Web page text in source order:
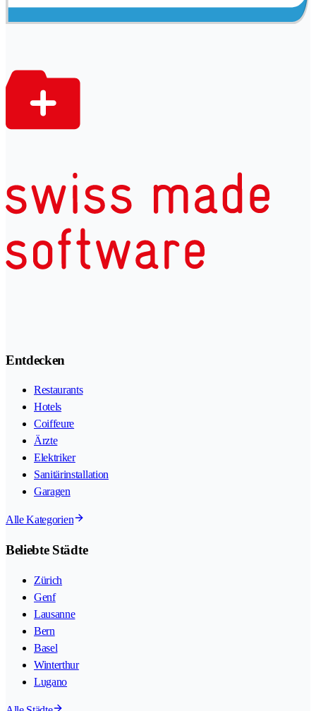
Entdecken
Restaurants
Hotels
Coiffeure
Ärzte
Elektriker
Sanitärinstallation
Garagen
Alle Kategorien
Beliebte Städte
Zürich
Genf
Lausanne
Bern
Basel
Winterthur
Lugano